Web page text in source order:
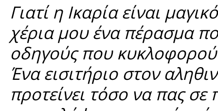
Γιατί η Ικαρία είναι
χέρια μου ένα πέρασμα
οδηγούς που
Ένα εισιτήριο στον
προτείνει τόσο να πας σε